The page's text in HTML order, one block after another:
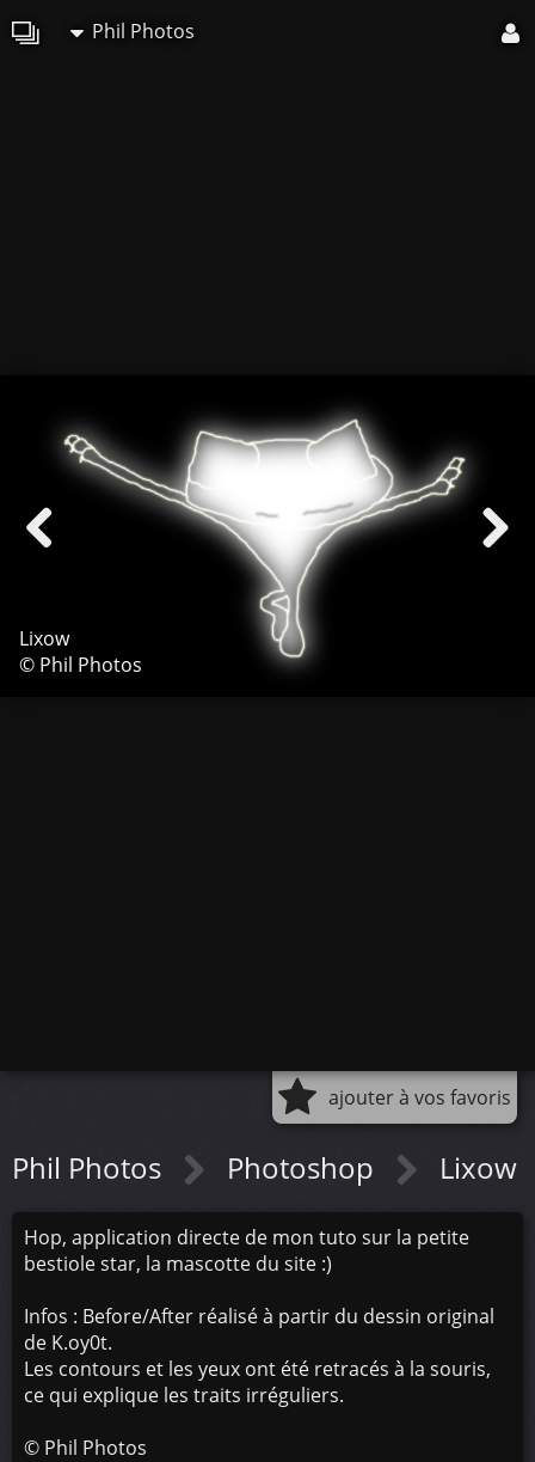
Phil Photos
Lixow
© Phil Photos
ajouter à vos favoris
Phil Photos Photoshop Lixow
Hop, application directe de mon tuto sur la petite
bestiole star, la mascotte du site :)
Infos : Before/After réalisé à partir du dessin original
de K.oy0t.
Les contours et les yeux ont été retracés à la souris,
ce qui explique les traits irréguliers.
© Phil Photos